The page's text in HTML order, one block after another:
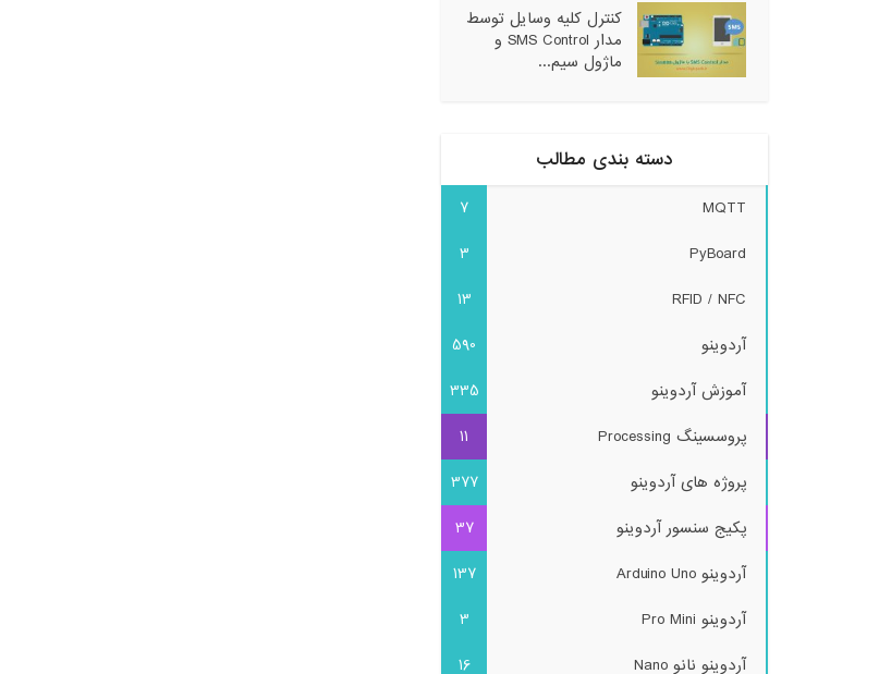
کنترل کلیه وسایل توسط
مدار SMS Control و
ماژول سیم...
دسته بندی مطالب
MQTT
7
PyBoard
3
RFID / NFC
13
آردوینو
590
آموزش آردوینو
335
پروسسینگ Processing
11
پروژه های آردوینو
377
پکیج سنسور آردوینو
37
آردوینو Arduino Uno
137
آردوینو Pro Mini
3
آردوینو نانو Nano
16